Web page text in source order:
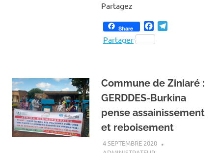
Partagez
Share Facebook
Partager
Commune de Ziniaré :
GERDDES-Burkina
pense assainissement
et reboisement
4 SEPTEMBRE 2020